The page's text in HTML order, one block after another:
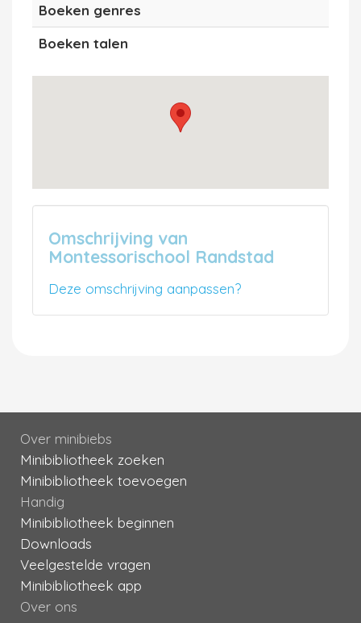
Boeken genres
Boeken talen
Omschrijving van
Montessorischool Randstad
Deze omschrijving aanpassen?
Over minibiebs
Minibibliotheek zoeken
Minibibliotheek toevoegen
Handig
Minibibliotheek beginnen
Downloads
Veelgestelde vragen
Minibibliotheek app
Over ons